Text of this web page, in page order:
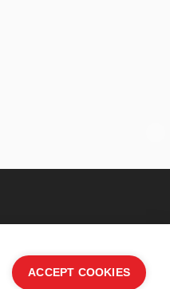
ACCEPT COOKIES